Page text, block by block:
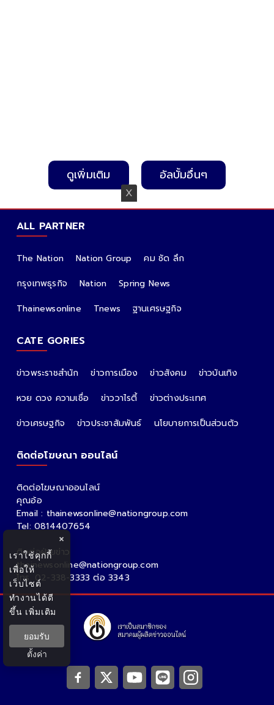
ดูเพิ่มเติม อัลบั้มอื่นๆ
ALL PARTNER
The Nation Nation Group
คม ชัด ลึก
กรุงเทพธุรกิจ
Nation
Spring News
Thainewsonline
Tnews ฐานเศรษฐกิจ
CATE GORIES
ข่าวพระราชสำนัก ข่าวการเมือง ข่าวสังคม
ข่าวบันเทิง
หวย ดวง ความเชื่อ
ข่าววาไรตี้
ข่าวต่างประเทศ
ข่าวเศรษฐกิจ
ข่าวประชาสัมพันธ์ นโยบายการเป็นส่วนตัว
ติดต่อโฆษณา ออนไลน์
ติดต่อโฆษณาออนไลน์
คุณอ้อ
Email : thainewsonline@nationgroup.com
Tel: 0814407654
ติดต่อฝ่ายข่าว
thainewsonline@nationgroup.com
โทร. 02-338-3333 ต่อ 3343
×
เราใช้คุกกี้
เพื่อให้
เว็บไซต์
ทำงานได้ดี
ขึ้น เพิ่มเติม
ยอมรับ
ตั้งค่า